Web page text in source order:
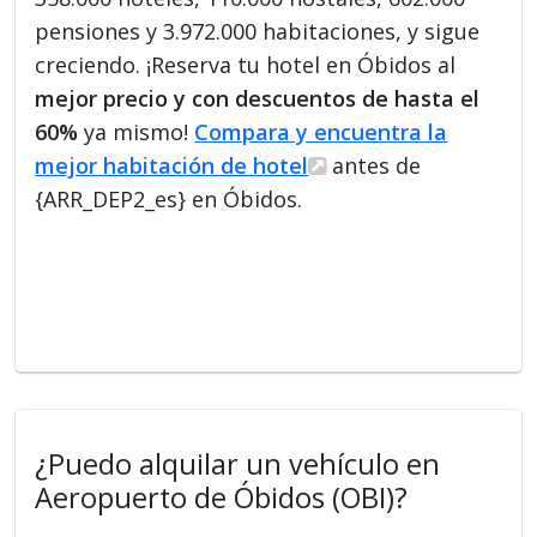
pensiones y 3.972.000 habitaciones, y sigue
creciendo. ¡Reserva tu hotel en Óbidos al
mejor precio y con descuentos de hasta el
60% ya mismo! Compara y encuentra la
mejor habitación de hotel
antes de
{ARR_DEP2_es} en Óbidos.
¿Puedo alquilar un vehículo en
Aeropuerto de Óbidos (OBI)?